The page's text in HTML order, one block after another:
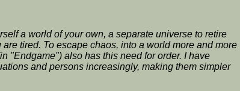
a world of your own, a separate universe to retire
are tired. To escape chaos, into a world more and more
"Endgame") also has this need for order. I have
and persons increasingly, making them simpler